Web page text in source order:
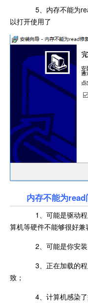
5、内存不能为
以打开使用了
内存不能为read
1、可能是驱动程
算机等硬件不能够很好兼
2、可能是你安装
3、正在加载的程
致；
4、计算机感染了